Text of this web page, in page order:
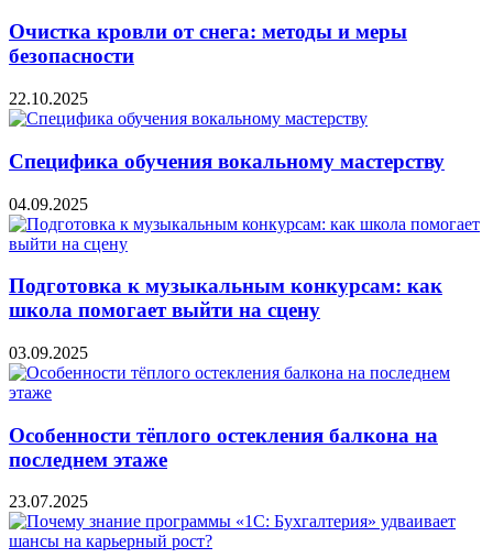
Очистка кровли от снега: методы и меры
безопасности
22.10.2025
Специфика обучения вокальному мастерству
04.09.2025
Подготовка к музыкальным конкурсам: как
школа помогает выйти на сцену
03.09.2025
Особенности тёплого остекления балкона на
последнем этаже
23.07.2025